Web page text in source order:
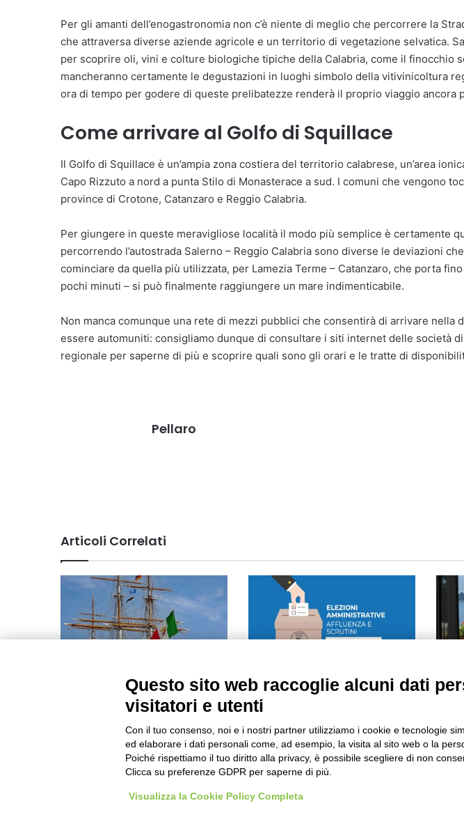
Per gli amanti dell’enogastronomia non c’è niente di meglio che percorrere la
che attraversa diverse aziende agricole e un territorio di vegetazione selvatica.
per scoprire oli, vini e colture biologiche tipiche della Calabria, come il finocchio
mancheranno certamente le degustazioni in luoghi simbolo della vitivinicoltura
ora di tempo per godere di queste prelibatezze renderà il proprio viaggio ancora
Come arrivare al Golfo di Squillace
Il Golfo di Squillace è un’ampia zona costiera del territorio calabrese, un’area
Capo Rizzuto a nord a punta Stilo di Monasterace a sud. I comuni che vengono
province di Crotone, Catanzaro e Reggio Calabria.
Per giungere in queste meravigliose località il modo più semplice è certamente
percorrendo l’autostrada Salerno – Reggio Calabria sono diverse le deviazioni
cominciare da quella più utilizzata, per Lamezia Terme – Catanzaro, che porta
pochi minuti – si può finalmente raggiungere un mare indimenticabile.
Non manca comunque una rete di mezzi pubblici che consentirà di arrivare nella
essere automuniti: consigliamo dunque di consultare i siti internet delle società
regionale per saperne di più e scoprire quali sono gli orari e le tratte di
Pellaro
Articoli Correlati
La prevenzione contro il cancro
“naviga” insieme al “Tour
Mediterraneo Vespucci”
Maggio 2, 2025
Elezioni Amministrative, dati
affluenza e scrutini
Maggio 25, 2026
Questo sito web raccoglie alcuni dati
visitatori e utenti
Con il tuo consenso, noi e i nostri partner utilizziamo i cookie e tecnologie
ed elaborare i dati personali come, ad esempio, la visita al sito web o la
Poiché rispettiamo il tuo diritto alla privacy, è possibile scegliere di non
Clicca su preferenze GDPR per saperne di più.
Visualizza la Cookie Policy Completa